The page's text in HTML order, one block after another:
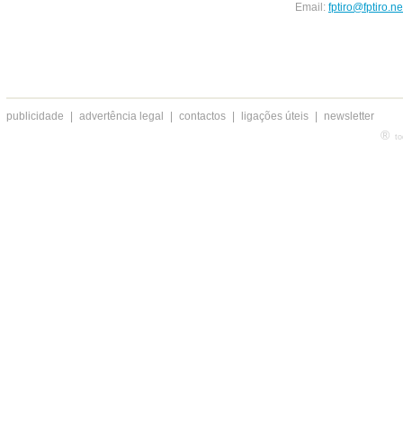
Email:
publicidade advertência legal contactos ligações úteis newsletter
®